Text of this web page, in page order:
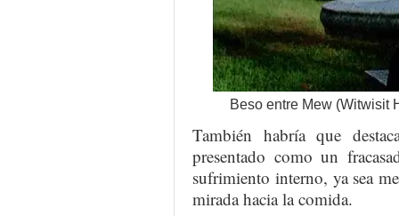
Beso entre Mew (Witwisit
También habría que
presentado como un
sufrimiento interno, ya sea
mirada hacia la comida.